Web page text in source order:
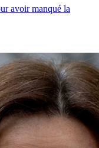
avoir manqué la